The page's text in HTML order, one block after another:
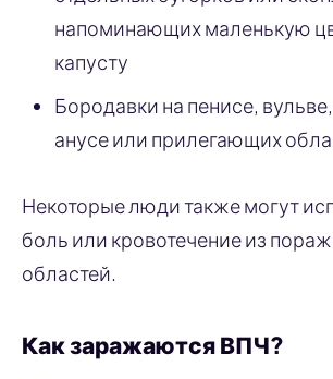
напоминающих маленькую
капусту
Бородавки на пенисе,
анусе или прилегающих
Некоторые люди также могут
боль или кровотечение из
областей.
Как заражаются ВПЧ?